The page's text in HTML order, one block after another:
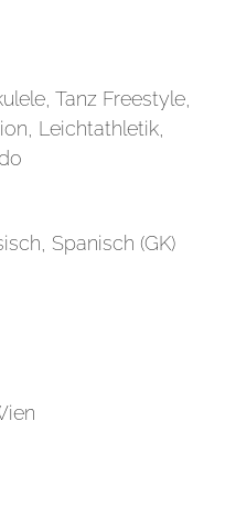
Tanz Freestyle,
Leichtathletik,
Spanisch (GK)